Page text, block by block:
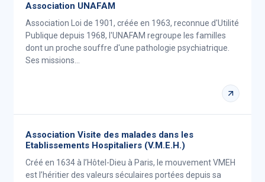
Association UNAFAM
Association Loi de 1901, créée en 1963, reconnue d'Utilité
Publique depuis 1968, l'UNAFAM regroupe les familles
dont un proche souffre d'une pathologie psychiatrique.
Ses missions…
Association Visite des malades dans les
Etablissements Hospitaliers (V.M.E.H.)
Créé en 1634 à l’Hôtel-Dieu à Paris, le mouvement VMEH
est l’héritier des valeurs séculaires portées depuis sa